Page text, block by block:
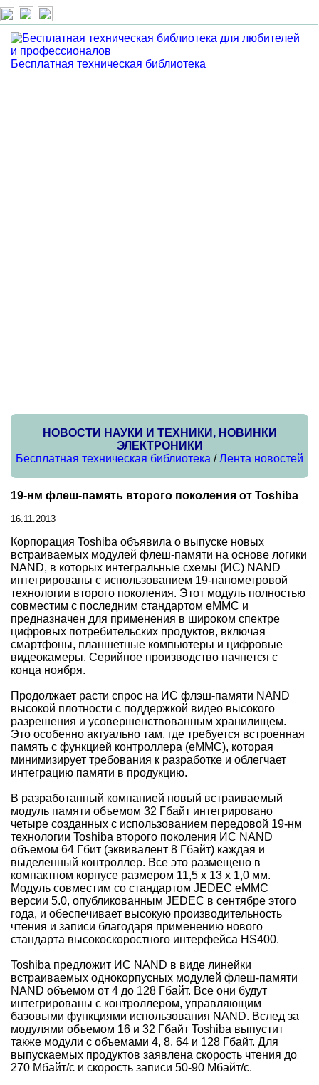
Бесплатная техническая библиотека
НОВОСТИ НАУКИ И ТЕХНИКИ, НОВИНКИ
ЭЛЕКТРОНИКИ
Бесплатная техническая библиотека /Лента новостей
19-нм флеш-память второго поколения от Toshiba
16.11.2013
Корпорация Toshiba объявила о выпуске новых
встраиваемых модулей флеш-памяти на основе логики
NAND, в которых интегральные схемы (ИС) NAND
интегрированы с использованием 19-нанометровой
технологии второго поколения. Этот модуль полностью
совместим с последним стандартом eMMC и
предназначен для применения в широком спектре
цифровых потребительских продуктов, включая
смартфоны, планшетные компьютеры и цифровые
видеокамеры. Серийное производство начнется с
конца ноября.
Продолжает расти спрос на ИС флэш-памяти NAND
высокой плотности с поддержкой видео высокого
разрешения и усовершенствованным хранилищем.
Это особенно актуально там, где требуется встроенная
память с функцией контроллера (eMMC), которая
минимизирует требования к разработке и облегчает
интеграцию памяти в продукцию.
В разработанный компанией новый встраиваемый
модуль памяти объемом 32 Гбайт интегрировано
четыре созданных с использованием передовой 19-нм
технологии Toshiba второго поколения ИС NAND
объемом 64 Гбит (эквивалент 8 Гбайт) каждая и
выделенный контроллер. Все это размещено в
компактном корпусе размером 11,5 x 13 x 1,0 мм.
Модуль совместим со стандартом JEDEC eMMC
версии 5.0, опубликованным JEDEC в сентябре этого
года, и обеспечивает высокую производительность
чтения и записи благодаря применению нового
стандарта высокоскоростного интерфейса HS400.
Toshiba предложит ИС NAND в виде линейки
встраиваемых однокорпусных модулей флеш-памяти
NAND объемом от 4 до 128 Гбайт. Все они будут
интегрированы с контроллером, управляющим
базовыми функциями использования NAND. Вслед за
модулями объемом 16 и 32 Гбайт Toshiba выпустит
также модули с объемами 4, 8, 64 и 128 Гбайт. Для
выпускаемых продуктов заявлена скорость чтения до
270 Мбайт/с и скорость записи 50-90 Мбайт/с.